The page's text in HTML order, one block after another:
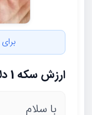
ارزش سکه 1 دلاری 1968
با سلام